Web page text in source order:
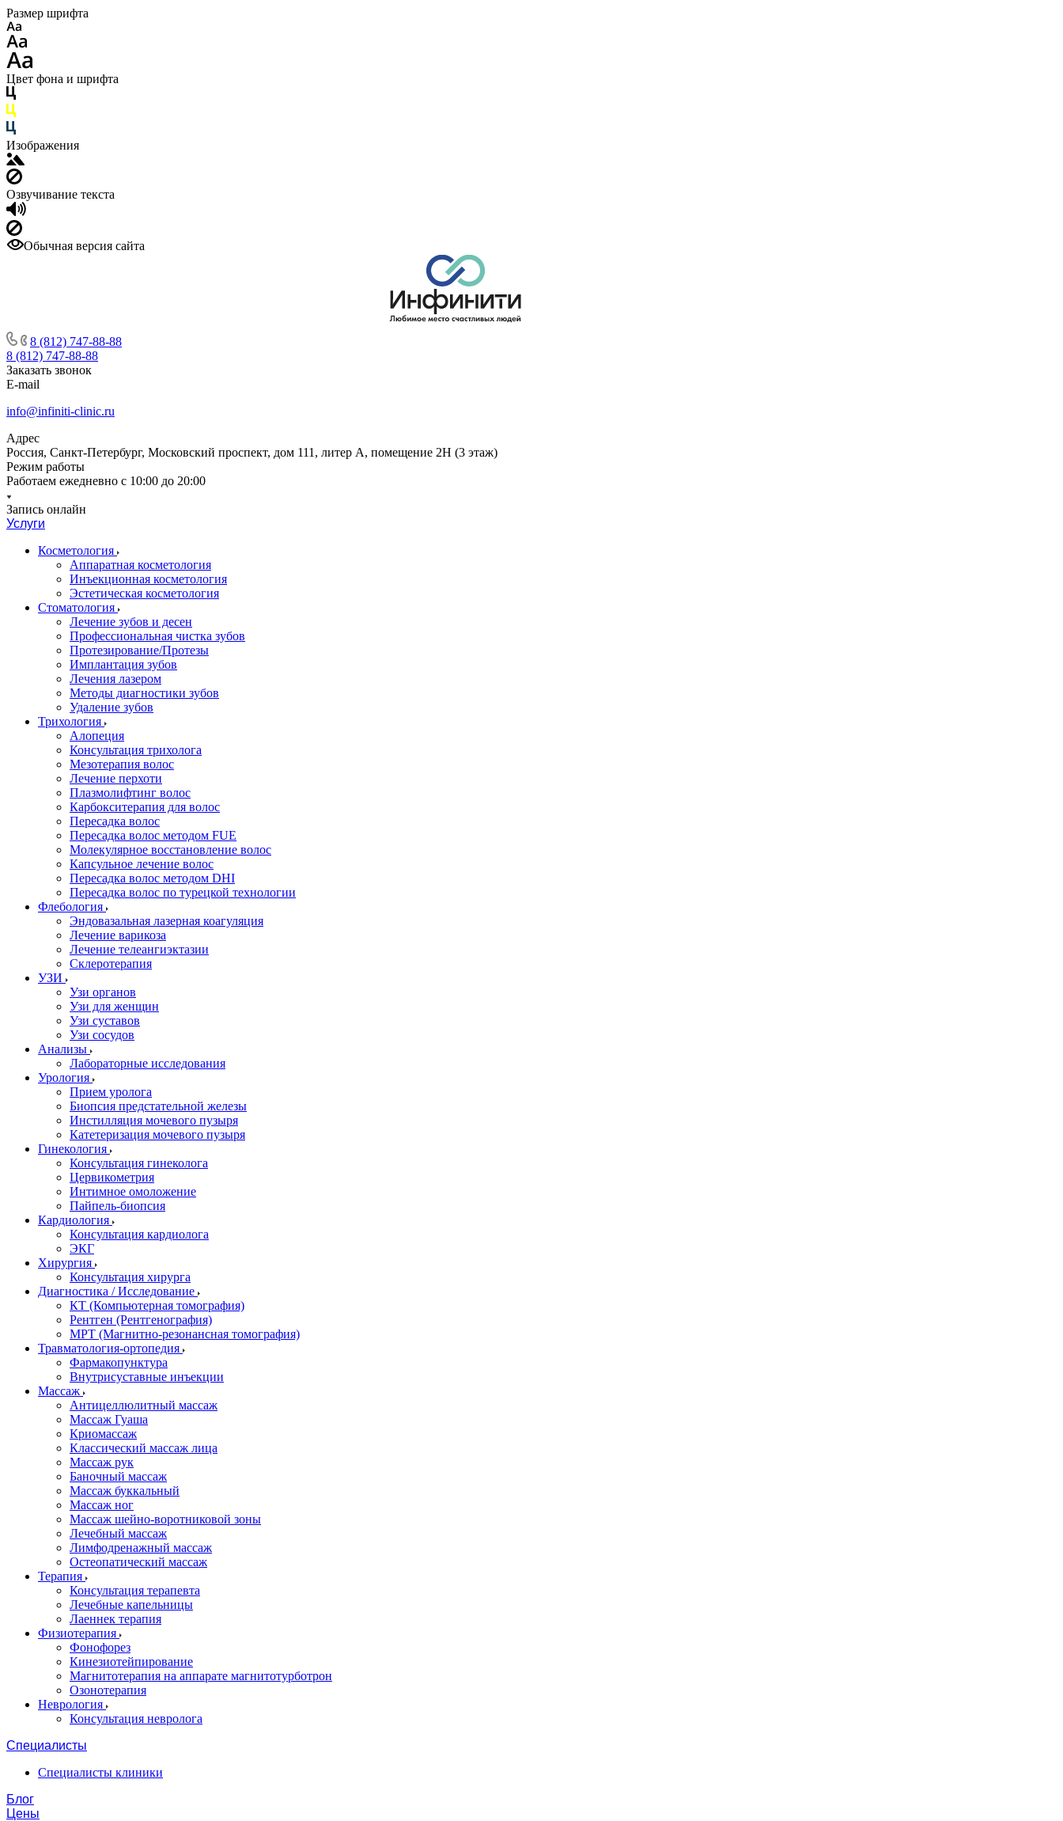
Размер шрифта
Цвет фона и шрифта
Изображения
Озвучивание текста
Обычная версия сайта
8 (812) 747-88-88
8 (812) 747-88-88
Заказать звонок
E-mail
info@infiniti-clinic.ru
Адрес
Россия, Санкт-Петербург, Московский проспект, дом 111, литер А, помещение 2Н (3 этаж)
Режим работы
Работаем ежедневно с 10:00 до 20:00
Запись онлайн
Услуги
Косметология
Аппаратная косметология
Инъекционная косметология
Эстетическая косметология
Стоматология
Лечение зубов и десен
Профессиональная чистка зубов
Протезирование/Протезы
Имплантация зубов
Лечения лазером
Методы диагностики зубов
Удаление зубов
Трихология
Алопеция
Консультация трихолога
Мезотерапия волос
Лечение перхоти
Плазмолифтинг волос
Карбокситерапия для волос
Пересадка волос
Пересадка волос методом FUE
Молекулярное восстановление волос
Капсульное лечение волос
Пересадка волос методом DHI
Пересадка волос по турецкой технологии
Флебология
Эндовазальная лазерная коагуляция
Лечение варикоза
Лечение телеангиэктазии
Склеротерапия
УЗИ
Узи органов
Узи для женщин
Узи cуставов
Узи сосудов
Анализы
Лабораторные исследования
Урология
Прием уролога
Биопсия предстательной железы
Инстилляция мочевого пузыря
Катетеризация мочевого пузыря
Гинекология
Консультация гинеколога
Цервикометрия
Интимное омоложение
Пайпель-биопсия
Кардиология
Консультация кардиолога
ЭКГ
Хирургия
Консультация хирурга
Диагностика / Исследование
КТ (Компьютерная томография)
Рентген (Рентгенография)
МРТ (Магнитно-резонансная томография)
Травматология-ортопедия
Фармакопунктура
Внутрисуставные инъекции
Массаж
Антицеллюлитный массаж
Массаж Гуаша
Криомассаж
Классический массаж лица
Массаж рук
Баночный массаж
Массаж буккальный
Массаж ног
Массаж шейно-воротниковой зоны
Лечебный массаж
Лимфодренажный массаж
Остеопатический массаж
Терапия
Консультация терапевта
Лечебные капельницы
Лаеннек терапия
Физиотерапия
Фонофорез
Кинезиотейпирование
Магнитотерапия на аппарате магнитотурботрон
Озонотерапия
Неврология
Консультация невролога
Специалисты
Специалисты клиники
Блог
Цены